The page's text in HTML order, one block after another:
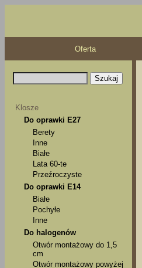
Oferta
Klosze
Do oprawki E27
Berety
Inne
Białe
Lata 60-te
Przeźroczyste
Do oprawki E14
Białe
Pochyłe
Inne
Do halogenów
Otwór montażowy do 1,5
cm
Otwór montażowy powyżej